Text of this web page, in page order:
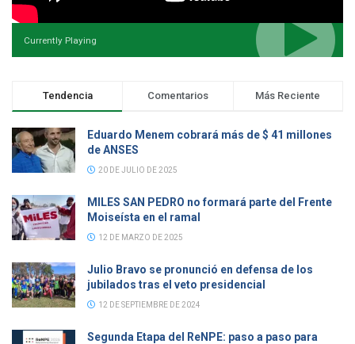
Currently Playing
Tendencia Comentarios Más Reciente
Eduardo Menem cobrará más de $ 41 millones
de ANSES
20 DE JULIO DE 2025
MILES SAN PEDRO no formará parte del Frente
Moiseísta en el ramal
12 DE MARZO DE 2025
Julio Bravo se pronunció en defensa de los
jubilados tras el veto presidencial
12 DE SEPTIEMBRE DE 2024
Segunda Etapa del ReNPE: paso a paso para